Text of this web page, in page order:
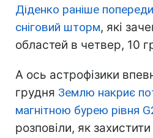
Діденко раніше
сніговий шторм, які
областей в четвер, 10
А ось астрофізики
грудня Землю накриє
магнітною бурею рівня
розповіли, як захистити